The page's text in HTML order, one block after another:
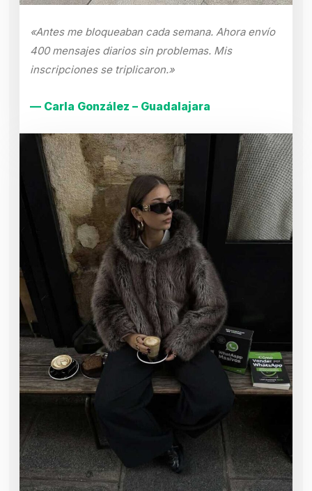
«Antes me bloqueaban cada semana. Ahora envío
400 mensajes diarios sin problemas. Mis
inscripciones se triplicaron.»
— Carla González – Guadalajara